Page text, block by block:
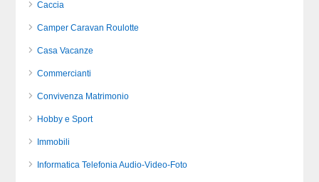
Caccia
Camper Caravan Roulotte
Casa Vacanze
Commercianti
Convivenza Matrimonio
Hobby e Sport
Immobili
Informatica Telefonia Audio-Video-Foto